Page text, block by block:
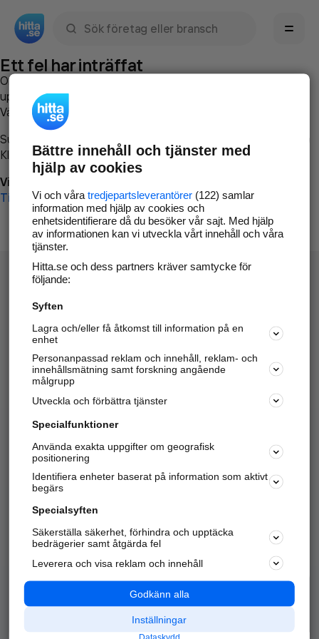
Ett fel har inträffat
Om du vill kan du
uppstod så att vi lättare och snabbare kan avhjälpa det.
Vänligen försök med följande:
Surfa till
Klicka påTillbaka-knappen i webbläsaren och försök igen
Vi beklagar besväret!
Till startsidan
Hitta.se - Gratis nummerupplysning.
Sök företag, personer och platser.
Hitta telefonnummer, adresser, företagsinfo mm.
Marknadsför företaget
Kom igång och annonsera mot
samarbetspartners nära dig.
Alla kategorier
Populära sökningar
API & Kartor
Annonsera
Integritet
Nödnummer
Bättre innehåll och tjänster med
hjälp av cookies
Vi och våra tredjepartsleverantörer(122) samlar
information med hjälp av cookies och
enhetsidentifierare då du besöker vår sajt. Med hjälp
av informationen kan vi utveckla vårt innehåll och våra
tjänster.
Hitta.se och dess partners kräver samtycke för
följande:
Syften
Lagra och/eller få åtkomst till information på en
enhet
Personanpassad reklam och innehåll, reklam- och
innehållsmätning samt forskning angående
målgrupp
Utveckla och förbättra tjänster
Specialfunktioner
Använda exakta uppgifter om geografisk
positionering
Identifiera enheter baserat på information som aktivt
begärs
Specialsyften
Säkerställa säkerhet, förhindra och upptäcka
bedrägerier samt åtgärda fel
Leverera och visa reklam och innehåll
Godkänn alla
Inställningar
Dataskydd